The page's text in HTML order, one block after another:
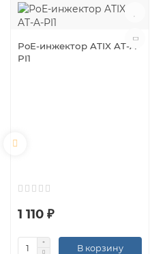
PoE-инжектор ATIX AT-A-
PI1
1 110 ₽
В корзину